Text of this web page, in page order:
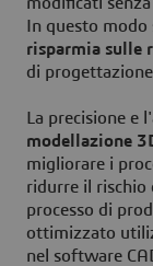
In questo
risparmia sulle
di progettazione
La precisione e
modellazione
migliorare i
ridurre il rischio
processo di
ottimizzato
nel software